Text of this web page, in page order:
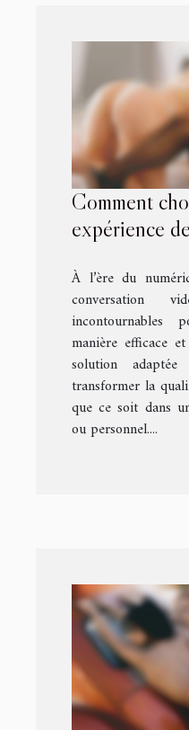
Comment
expérience
À l’ère du
conversation
incontournables
manière efficace
solution
transformer la
que ce soit dans
ou personnel....